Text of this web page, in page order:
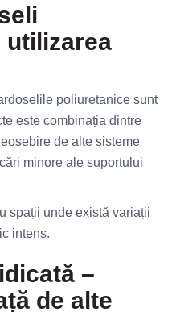
utilizarea
poliuretanice sunt
este combinația dintre
de alte sisteme
minore ale suportului
spații unde există variații
intens.
–
de alte